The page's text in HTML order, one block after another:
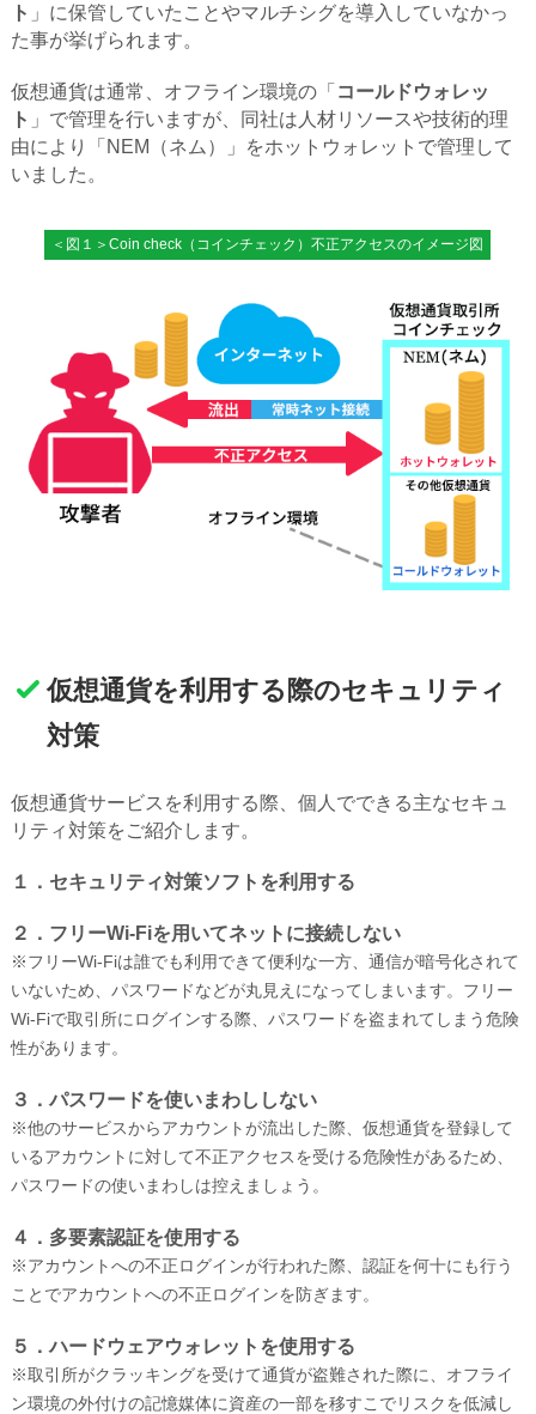
ト 」に保管していたことやマルチシグを導入していなかっ
た事が挙げられます。
仮想通貨は通常、オフライン環境の「 コールドウォレッ
ト 」で管理を行いますが、同社は人材リソースや技術的理
由により「NEM（ネム）」をホットウォレットで管理して
いました。
＜図１＞Coin check（コインチェック）不正アクセスのイメージ図
仮想通貨を利用する際のセキュリティ
対策
仮想通貨サービスを利用する際、個人でできる主なセキュ
リティ対策をご紹介します。
１．セキュリティ対策ソフトを利用する
２．フリーWi-Fiを用いてネットに接続しない
※フリーWi-Fiは誰でも利用できて便利な一方、通信が暗号化されて
いないため、パスワードなどが丸見えになってしまいます。フリー
Wi-Fiで取引所にログインする際、パスワードを盗まれてしまう危険
性があります。
３．パスワードを使いまわししない
※他のサービスからアカウントが流出した際、仮想通貨を登録して
いるアカウントに対して不正アクセスを受ける危険性があるため、
パスワードの使いまわしは控えましょう。
４．多要素認証を使用する
※アカウントへの不正ログインが行われた際、認証を何十にも行う
ことでアカウントへの不正ログインを防ぎます。
５．ハードウェアウォレットを使用する
※取引所がクラッキングを受けて通貨が盗難された際に、オフライ
ン環境の外付けの記憶媒体に資産の一部を移すこでリスクを低減し